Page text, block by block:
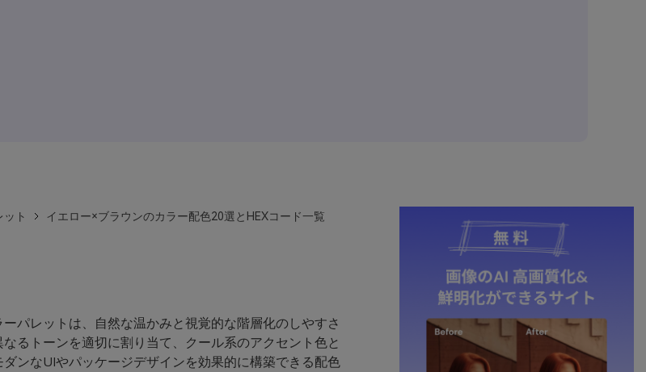
ット イエロー×ブラウンのカラー配色20選とHEXコード一覧
パレットは、自然な温かみと視覚的な階層化のしやすさ
るトーンを適切に割り当て、クール系のアクセント色と
ンなUIやパッケージデザインを効果的に構築できる配色